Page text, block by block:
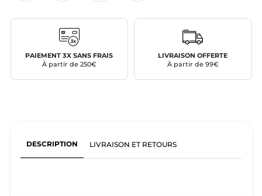
PAIEMENT 3X SANS FRAIS
À partir de 250€
LIVRAISON OFFERTE
À partir de 99€
DESCRIPTION LIVRAISON ET RETOURS